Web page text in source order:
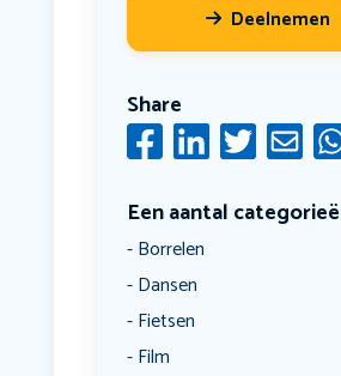
Deelnemen
Share
Een aantal
Borrelen
Dansen
Fietsen
Film